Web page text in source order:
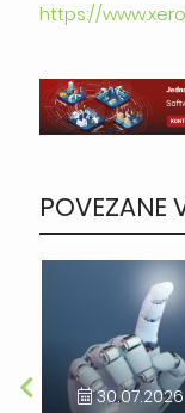
https://
POVEZANE
30.07.2026.